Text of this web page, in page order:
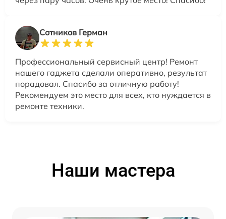
Сотников Герман
Профессиональный сервисный центр! Ремонт
нашего гаджета сделали оперативно, результат
порадовал. Спасибо за отличную работу!
Рекомендуем это место для всех, кто нуждается в
ремонте техники.
Наши мастера